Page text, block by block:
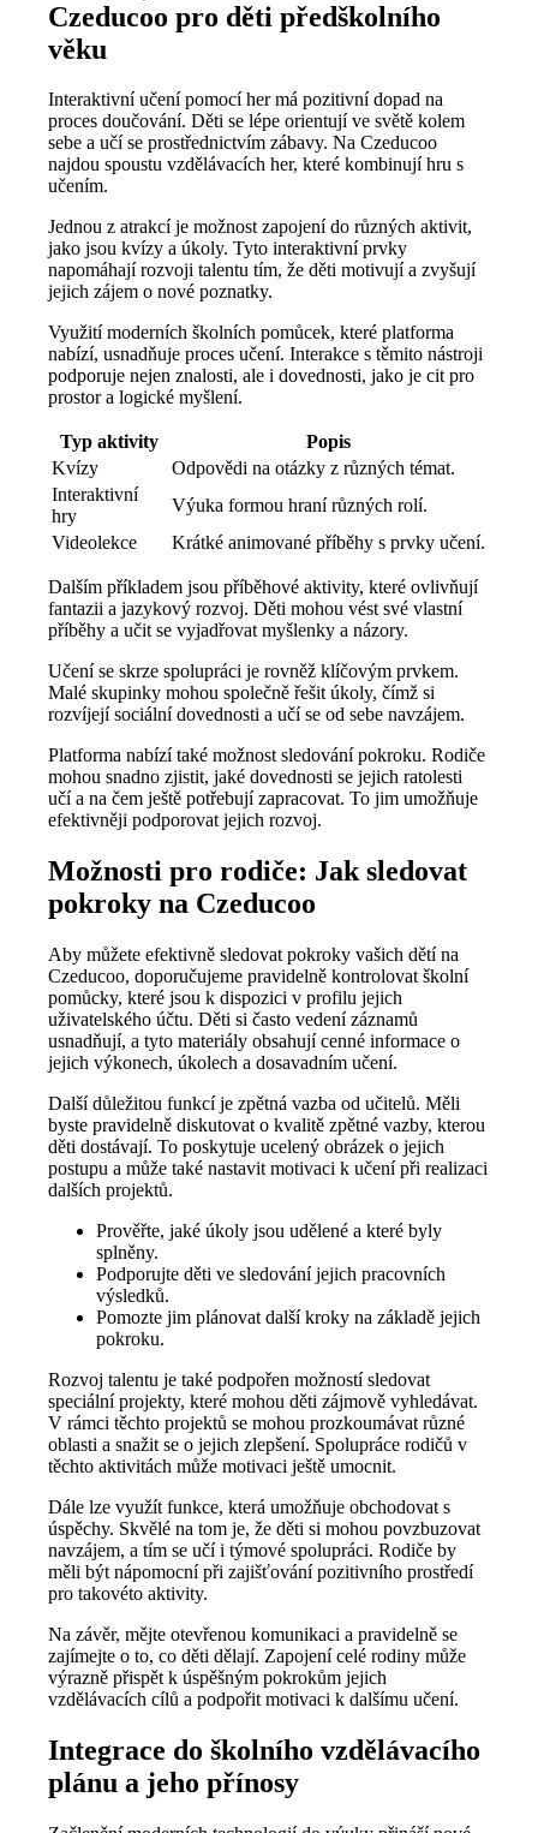
Czeducoo pro děti předškolního
věku
Interaktivní učení pomocí her má pozitivní dopad na
proces doučování. Děti se lépe orientují ve světě kolem
sebe a učí se prostřednictvím zábavy. Na Czeducoo
najdou spoustu vzdělávacích her, které kombinují hru s
učením.
Jednou z atrakcí je možnost zapojení do různých aktivit,
jako jsou kvízy a úkoly. Tyto interaktivní prvky
napomáhají rozvoji talentu tím, že děti motivují a zvyšují
jejich zájem o nové poznatky.
Využití moderních školních pomůcek, které platforma
nabízí, usnadňuje proces učení. Interakce s těmito nástroji
podporuje nejen znalosti, ale i dovednosti, jako je cit pro
prostor a logické myšlení.
Typ aktivity
Popis
Kvízy
Odpovědi na otázky z různých témat.
Interaktivní
hry
Výuka formou hraní různých rolí.
Videolekce
Krátké animované příběhy s prvky učení.
Dalším příkladem jsou příběhové aktivity, které ovlivňují
fantazii a jazykový rozvoj. Děti mohou vést své vlastní
příběhy a učit se vyjadřovat myšlenky a názory.
Učení se skrze spolupráci je rovněž klíčovým prvkem.
Malé skupinky mohou společně řešit úkoly, čímž si
rozvíjejí sociální dovednosti a učí se od sebe navzájem.
Platforma nabízí také možnost sledování pokroku. Rodiče
mohou snadno zjistit, jaké dovednosti se jejich ratolesti
učí a na čem ještě potřebují zapracovat. To jim umožňuje
efektivněji podporovat jejich rozvoj.
Možnosti pro rodiče: Jak sledovat
pokroky na Czeducoo
Aby můžete efektivně sledovat pokroky vašich dětí na
Czeducoo, doporučujeme pravidelně kontrolovat školní
pomůcky, které jsou k dispozici v profilu jejich
uživatelského účtu. Děti si často vedení záznamů
usnadňují, a tyto materiály obsahují cenné informace o
jejich výkonech, úkolech a dosavadním učení.
Další důležitou funkcí je zpětná vazba od učitelů. Měli
byste pravidelně diskutovat o kvalitě zpětné vazby, kterou
děti dostávají. To poskytuje ucelený obrázek o jejich
postupu a může také nastavit motivaci k učení při realizaci
dalších projektů.
Prověřte, jaké úkoly jsou udělené a které byly
splněny.
Podporujte děti ve sledování jejich pracovních
výsledků.
Pomozte jim plánovat další kroky na základě jejich
pokroku.
Rozvoj talentu je také podpořen možností sledovat
speciální projekty, které mohou děti zájmově vyhledávat.
V rámci těchto projektů se mohou prozkoumávat různé
oblasti a snažit se o jejich zlepšení. Spolupráce rodičů v
těchto aktivitách může motivaci ještě umocnit.
Dále lze využít funkce, která umožňuje obchodovat s
úspěchy. Skvělé na tom je, že děti si mohou povzbuzovat
navzájem, a tím se učí i týmové spolupráci. Rodiče by
měli být nápomocní při zajišťování pozitivního prostředí
pro takovéto aktivity.
Na závěr, mějte otevřenou komunikaci a pravidelně se
zajímejte o to, co děti dělají. Zapojení celé rodiny může
výrazně přispět k úspěšným pokrokům jejich
vzdělávacích cílů a podpořit motivaci k dalšímu učení.
Integrace do školního vzdělávacího
plánu a jeho přínosy